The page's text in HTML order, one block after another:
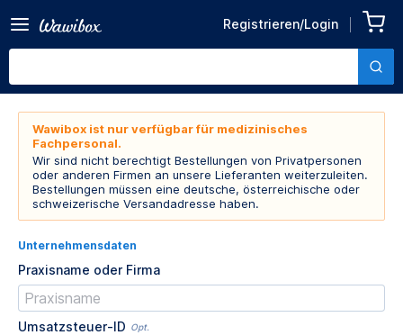
Registrieren/Login
Wawibox ist nur verfügbar für medizinisches
Fachpersonal.
Wir sind nicht berechtigt Bestellungen von Privatpersonen
oder anderen Firmen an unsere Lieferanten weiterzuleiten.
Bestellungen müssen eine deutsche, österreichische oder
schweizerische Versandadresse haben.
Unternehmensdaten
Praxisname oder Firma
Umsatzsteuer-ID Opt.